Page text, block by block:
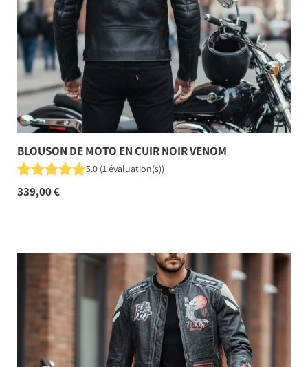
BLOUSON DE MOTO EN CUIR NOIR VENOM
5.0 (1évaluation(s))
339,00 €